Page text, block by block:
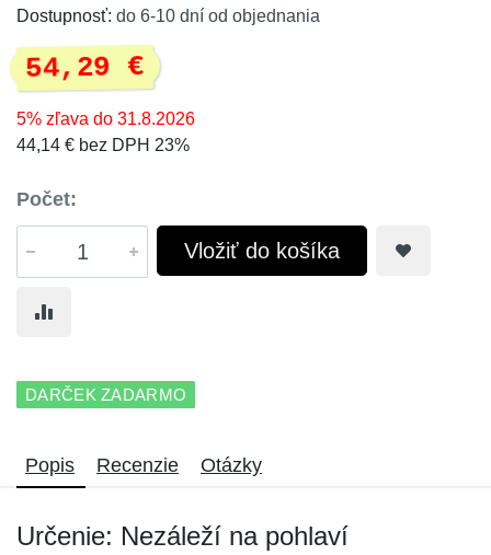
Dostupnosť: do 6-10 dní od objednania
54,29 €
5% zľava do 31.8.2026
44,14 € bez DPH 23%
Počet:
Vložiť do košíka
DARČEK ZADARMO
Popis Recenzie Otázky
Určenie: Nezáleží na pohlaví